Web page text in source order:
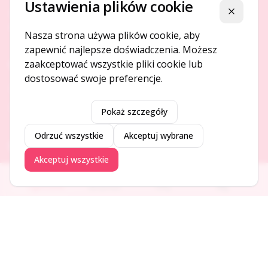
Platforma ogłoszeń i firm, która łączy ludzi i rozwija biznes
O NAS
DODAJ I PROMUJ
Dodaj ogłoszenie
Dodaj firmę
Ogłoszenia Aktualności Firmy Blog
Ustawienia plików cookie Zamknij
Nasza strona używa plików cookie, aby
zapewnić najlepsze doświadczenia. Możesz
zaakceptować wszystkie pliki cookie lub
dostosować swoje preferencje.
Pokaż szczegóły
Odrzuć wszystkie Akceptuj wybrane
Akceptuj wszystkie